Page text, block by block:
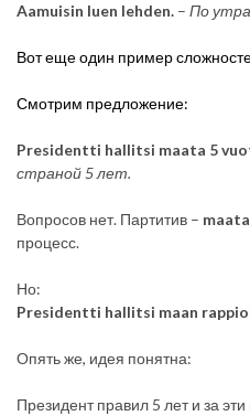
Aamuisin luen lehden. – По
Вот еще один пример
Смотрим предложение:
Presidentti hallitsi maata 5
страной 5 лет.
Вопросов нет. Партитив – maata
процесс.
Но:
Presidentti hallitsi maan
Опять же, идея понятна:
Президент правил 5 лет и за